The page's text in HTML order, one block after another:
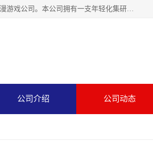
广州华耀动漫科技有限公司是一家集研发、生产、销售、娱乐场地合作经营于一体的动漫游戏公司。本公司拥有一支年轻化集研发生产到售后服务的队伍，及时地为客户提供、赚钱的产品。本公司以雄厚的实力、合理的价格、优良的服务与多家企业建立了长期的合作关系。热诚欢迎各界前来参观、考察、洽谈业务。目前公司经营的产品有：各种捕渔游戏机系列，大型模拟机系列、轮盘机系列、连线机系列、框体机系列、玛莉机系列等。
公司介绍 公司动态